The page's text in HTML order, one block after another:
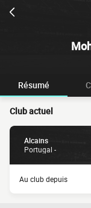
Résumé
Club actuel
Alcains
Portugal -
Au club depuis